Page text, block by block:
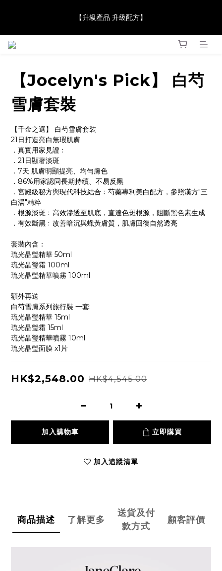
Award 勇奪金獎】
【升級產品 升級配方】
【JaneClare 康膚薈在iida Award Milan 2024 Professional
【Jocelyn's Pick】 白芍
雪膚套裝
【千金之選】 白芍雪膚套裝
21日打造亮白無瑕肌膚
．真實用家見證﹕
．21日顯著淡斑
．7天 肌膚明顯提亮、均勻膚色
．86%用家認同長期持續、不易反黑
．宮殿級秘方與現代科技結合﹕芍藥專利美白配方，參照漢方"三
白湯"精粹
．根源淡斑﹕高效滲透至肌底，直達色斑根源，阻斷黑色素生成
．有效斷黑﹕改善暗沉與蠟黃膚質，肌膚回復自然透亮
套裝內含：
琉光晶瑩精華 50ml
琉光晶瑩霜 100ml
琉光晶瑩精華噴霧 100ml
額外再送
白芍雪膚系列旅行裝 一套:
琉光晶瑩精華 15ml
琉光晶瑩霜 15ml
琉光晶瑩精華噴霧 10ml
琉光晶瑩面膜 x1片
HK$2,548.00 HK$4,545.00
加入購物車 立即購買
加入追蹤清單
商品描述 了解更多
送貨及付
款方式
顧客評價